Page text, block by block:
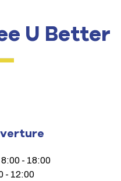
U Better
8:00 - 18:00
- 12:00